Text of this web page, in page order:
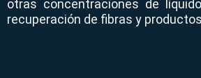
otras concentraciones de
recuperación de fibras y